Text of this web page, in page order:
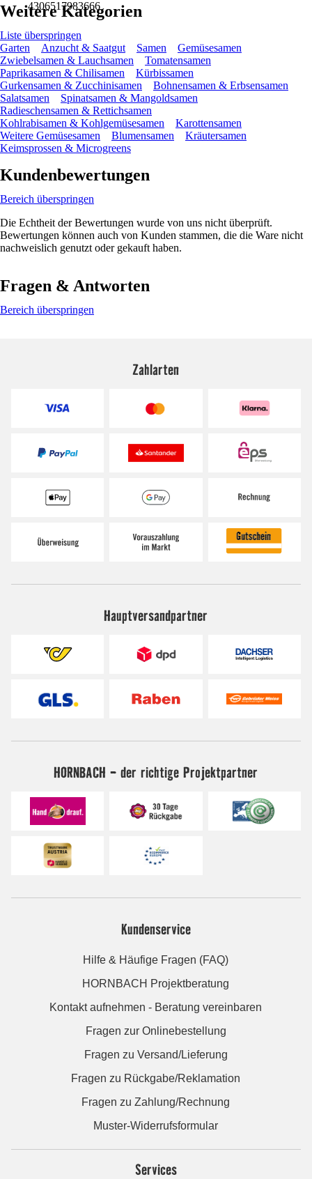
4306517983666
Weitere Kategorien
Liste überspringen
Garten
Anzucht & Saatgut Samen
Gemüsesamen
Zwiebelsamen & Lauchsamen
Tomatensamen
Paprikasamen & Chilisamen
Kürbissamen
Gurkensamen & Zucchinisamen
Bohnensamen & Erbsensamen
Salatsamen
Spinatsamen & Mangoldsamen
Radieschensamen & Rettichsamen
Kohlrabisamen & Kohlgemüsesamen
Karottensamen
Weitere Gemüsesamen
Blumensamen
Kräutersamen
Keimsprossen & Microgreens
Kundenbewertungen
Bereich überspringen
Die Echtheit der Bewertungen wurde von uns nicht überprüft.
Bewertungen können auch von Kunden stammen, die die Ware nicht
nachweislich genutzt oder gekauft haben.
Fragen & Antworten
Bereich überspringen
Zahlarten
Hauptversandpartner
HORNBACH - der richtige Projektpartner
Kundenservice
Hilfe & Häufige Fragen (FAQ)
HORNBACH Projektberatung
Kontakt aufnehmen - Beratung vereinbaren
Fragen zur Onlinebestellung
Fragen zu Versand/Lieferung
Fragen zu Rückgabe/Reklamation
Fragen zu Zahlung/Rechnung
Muster-Widerrufsformular
Services